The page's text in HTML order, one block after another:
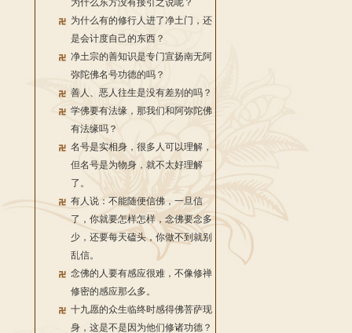
为什么东方没有接引之说呢？
为什么有的修行人进了净土门，还
是会计度自己的东西？
净土宗的善知识是专门宣扬南无阿
弥陀佛名号功德的吗？
善人、恶人往生是没有差别的吗？
学佛要有法缘，那我们和阿弥陀佛
有法缘吗？
名号是实相身，很多人可以理解，
但名号是为物身，就不太好理解
了。
有人说：不能随便信佛，一旦信
了，你就要怎样怎样，念佛要念多
少，还要每天磕头，你做不到就别
乱信。
念佛的人要有感应很难，不像修禅
修密的感应那么多。
十九愿的众生临终时感得佛菩萨现
身，这是不是因为他们修诸功德？